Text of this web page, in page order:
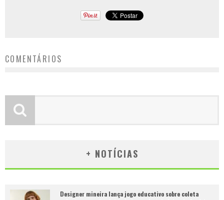
COMENTÁRIOS
+ NOTÍCIAS
Designer mineira lança jogo educativo sobre coleta